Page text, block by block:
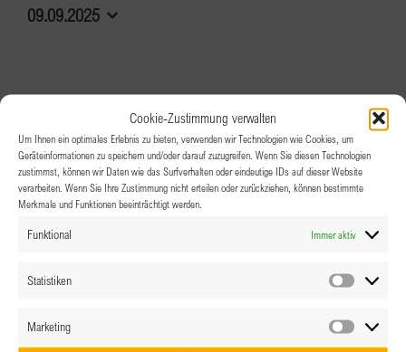
Cookie-Zustimmung verwalten
Um Ihnen ein optimales Erlebnis zu bieten, verwenden wir Technologien wie Cookies, um
Geräteinformationen zu speichern und/oder darauf zuzugreifen. Wenn Sie diesen Technologien
zustimmst, können wir Daten wie das Surfverhalten oder eindeutige IDs auf dieser Website
verarbeiten. Wenn Sie Ihre Zustimmung nicht erteilen oder zurückziehen, können bestimmte
Merkmale und Funktionen beeinträchtigt werden.
Funktional Immer aktiv
Statistiken
Marketing
09.09.2025